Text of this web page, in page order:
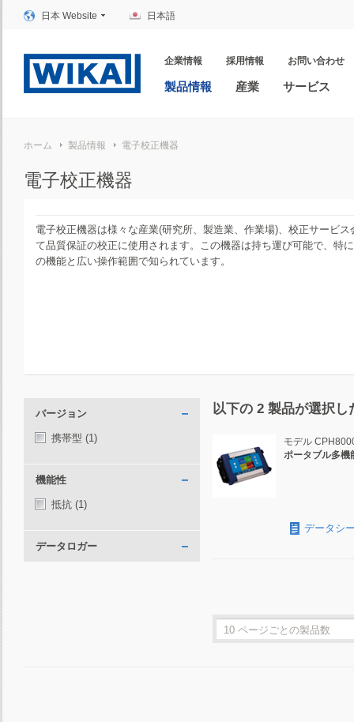
日本 Website 日本語
企業情報 採用情報 お問い合わせ
製品情報 産業 サービス
ホーム 製品情報 電子校正機器
電子校正機器
電子校正機器は様々な産業(研究所、製造業、作業場)、校正サービス
て品質保証の校正に使用されます。この機器は持ち運び可能で、特
の機能と広い操作範囲で知られています。
バージョン
携帯型 (1)
機能性
抵抗 (1)
データロガー
以下の2 製品が選択し
モデル
ポータブル多機
データシ